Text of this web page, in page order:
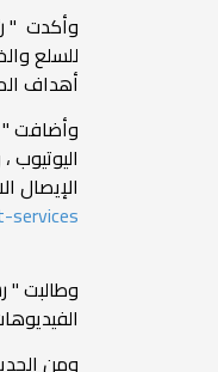
وأكدت "
أهداف
وأضافت "
الإيصال
وطالبت "